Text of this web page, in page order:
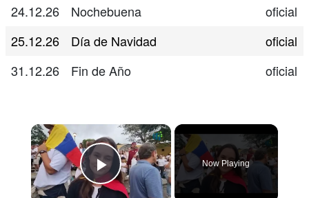
24.12.26
Nochebuena
oficial
25.12.26
Día de Navidad
oficial
31.12.26
Fin de Año oficial
Play Video
Now Playing